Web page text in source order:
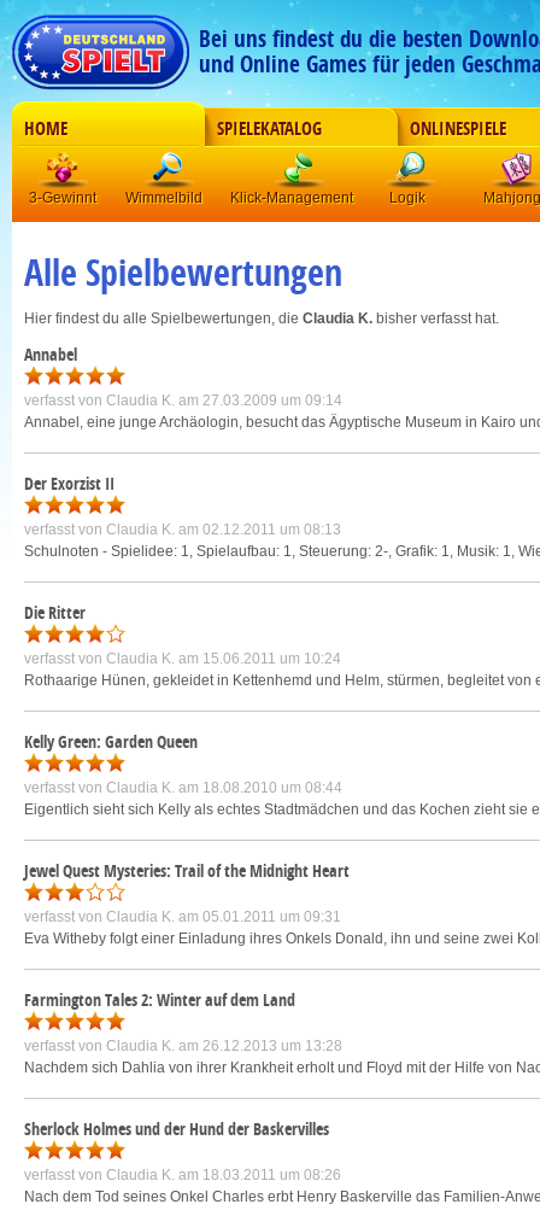
Bei uns findest du die besten
und Online Games für jeden
HOME SPIELEKATALOG ONLINESPIELE
3-Gewinnt Wimmelbild Klick-Management Logik Mahjong
Alle Spielbewertungen
Hier findest du alle Spielbewertungen, die Claudia K. bisher verfasst hat.
Annabel
verfasst von Claudia K. am 27.03.2009 um 09:14
Annabel, eine junge Archäologin, besucht das Ägyptische Museum in Kairo
Der Exorzist II
verfasst von Claudia K. am 02.12.2011 um 08:13
Schulnoten - Spielidee: 1, Spielaufbau: 1, Steuerung: 2-, Grafik: 1, Musik: 1,
Die Ritter
verfasst von Claudia K. am 15.06.2011 um 10:24
Rothaarige Hünen, gekleidet in Kettenhemd und Helm, stürmen, begleitet
Kelly Green: Garden Queen
verfasst von Claudia K. am 18.08.2010 um 08:44
Eigentlich sieht sich Kelly als echtes Stadtmädchen und das Kochen zieht
Jewel Quest Mysteries: Trail of the Midnight Heart
verfasst von Claudia K. am 05.01.2011 um 09:31
Eva Witheby folgt einer Einladung ihres Onkels Donald, ihn und seine zwei
Farmington Tales 2: Winter auf dem Land
verfasst von Claudia K. am 26.12.2013 um 13:28
Nachdem sich Dahlia von ihrer Krankheit erholt und Floyd mit der Hilfe von
Sherlock Holmes und der Hund der Baskervilles
verfasst von Claudia K. am 18.03.2011 um 08:26
Nach dem Tod seines Onkel Charles erbt Henry Baskerville das Familien-